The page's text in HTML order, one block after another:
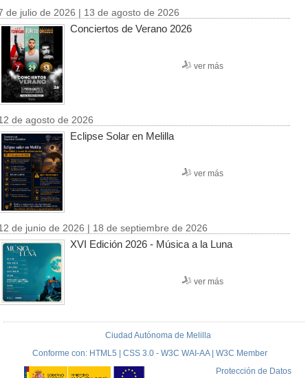
de julio de 2026 | 13 de agosto de 2026
Conciertos de Verano 2026
ver más
de agosto de 2026
Eclipse Solar en Melilla
ver más
de junio de 2026 | 18 de septiembre de 2026
XVI Edición 2026 - Música a la Luna
ver más
Ciudad Autónoma de Melilla
Conforme con: HTML5 | CSS 3.0 - W3C WAI-AA | W3C Member
Protección de Datos